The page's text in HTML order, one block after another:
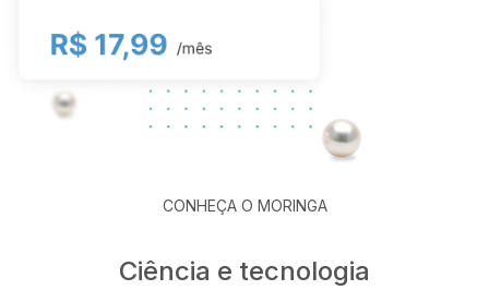
CONHEÇA O MORINGA
Ciência e tecnologia